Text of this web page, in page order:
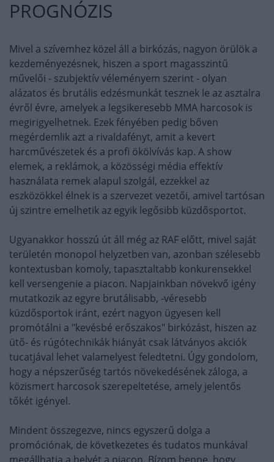
PROGNÓZIS
Mivel a szívemhez közel áll a birkózás, nagyon örülök a
kezdeményezésnek, hiszen a sport magasszintű
művelői - szubjektív véleményem szerint - olyan
alázatos és brutális edzésmunkát tesznek le az asztalra
évről évre, amelyek a legsikeresebb MMA harcosok is
megirigyelhetnek. Ezek fényében pedig bőven
megérdemlik azt a rivaldafényt, amit a kevert
harcművészetek és a profi ökölvívás kap. A show
elemek, a reklámok, a közösségi média effektív
használata remek alapul szolgál, ezzekkel az
eszközökkel élnek is a szervezet vezetői, amivel tartósan
új szintre emelhetik az egyik legősibb küzdősportot.
Ugyanakkor hosszú út áll még az RAF előtt, mivel saját
területén monopol helyzetben van, azonban szélesebb
kontextusban komoly, tapasztaltabb konkurensekkel
kell versengenie a piacon. Napjainkban növekvő igény
mutatkozik az egyre brutálisabb, -véresebb
küzdősportok iránt, ezért nagyon ügyesen kell
promótálni a "kevésbé erőszakos" birkózást, hiszen az
ütő- és rúgótechnikák hiányát csak látványos akciók
tucatjával lehet valamelyest feledtetni. Úgy gondolom,
hogy a népszerűség tartós növekedésének záloga, a
közismert harcosok szerepeltetése, amely jelentős
tőkét igényel.
Mindent összegezve, nincs egyszerű dolga a
promóciónak, de következetes és tudatos munkával